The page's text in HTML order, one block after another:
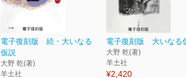
電子復刻版 続・大いなる
仮説
大野 乾(著)
羊土社
電子復刻版 大いなる
大野 乾(著)
羊土社
¥2,420